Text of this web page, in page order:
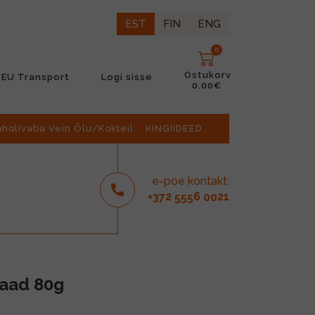
EST FIN ENG
EU Transport Logi sisse
0
Ostukorv
0.00€
Vein Õlu/Kokteil KINGIIDEED
e-poe kontakt:
+372 5556 0021
80g